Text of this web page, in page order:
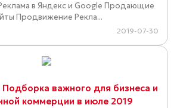
в Яндекс и Google Продающие
Продвижение Рекла...
2019-07-30
важного для бизнеса и
коммерции в июле 2019